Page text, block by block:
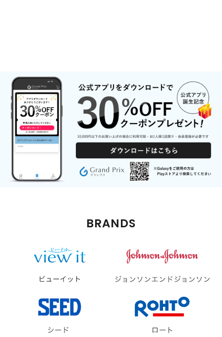
BRANDS